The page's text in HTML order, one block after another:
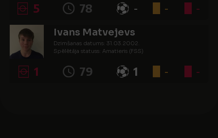
5 78 - - -
Ivans Matvejevs
Dzimšanas datums: 31.03.2002.
Spēlētāja statuss: Amatieris (FSS)
1 79 1 - -